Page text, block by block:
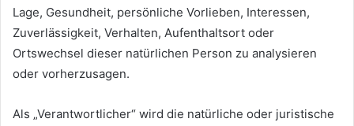
Lage, Gesundheit, persönliche Vorlieben, Interessen,
Zuverlässigkeit, Verhalten, Aufenthaltsort oder
Ortswechsel dieser natürlichen Person zu analysieren
oder vorherzusagen.
Als „Verantwortlicher“ wird die natürliche oder juristische